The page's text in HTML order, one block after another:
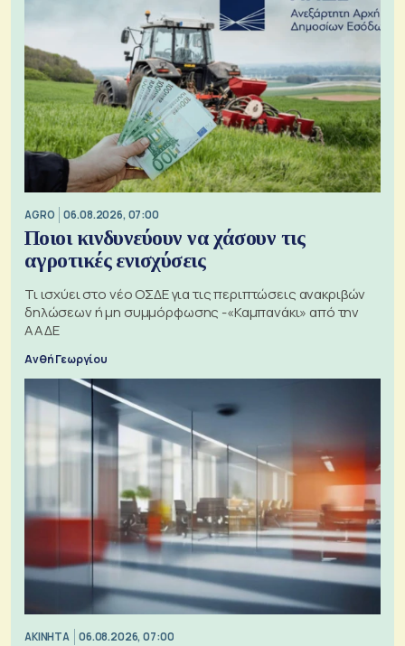
AGRO 06.08.2026, 07:00
Ποιοι κινδυνεύουν να χάσουν τις
αγροτικές ενισχύσεις
Τι ισχύει στο νέο ΟΣΔΕ για τις περιπτώσεις ανακριβών
δηλώσεων ή μη συμμόρφωσης -«Καμπανάκι» από την
ΑΑΔΕ
Ανθή Γεωργίου
ΑΚΙΝΗΤΑ 06.08.2026, 07:00